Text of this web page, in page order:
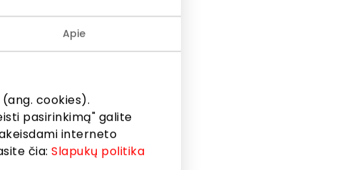
Apie
cookies).
pasirinkimą" galite
interneto
čia:Slapukų politika